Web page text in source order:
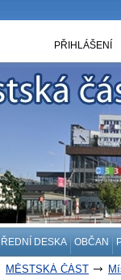
DESKA OBČAN
PŘIHLÁŠENÍ
MĚSTSKÁ ČÁST